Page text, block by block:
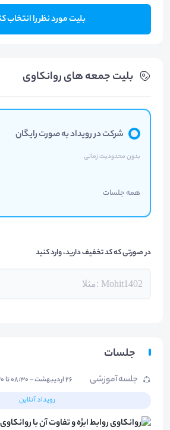
بلیت مورد نظر را انتخاب
بلیت‌ جمعه های روانکاوی
شرکت در رویداد به صورت رایگان
بدون محدودیت زمانی
همه جلسات
در صورتی که کد تخفیف دارید، وارد کنید
جلسات
جلسه آموزشی
۲۶ اردیبهشت - ۰۸:۳۰ تا ۱۰:۳۰
رویداد آنلاین